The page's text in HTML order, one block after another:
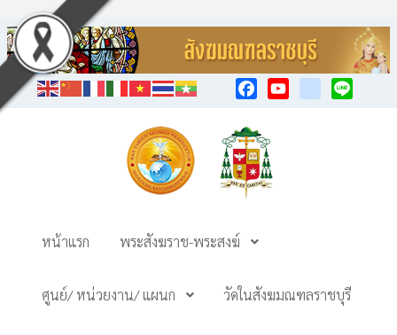
หน้าแรก พระสังฆราช-พระสงฆ์
ศูนย์/ หน่วยงาน/ แผนก วัดในสังฆมณฑลราชบุรี